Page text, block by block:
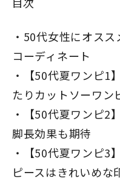
50代女性にオスス
コーディネート
【50代夏ワンピ1
たりカットソーワン
【50代夏ワンピ2
脚長効果も期待
【50代夏ワンピ3
ピースはきれいめな